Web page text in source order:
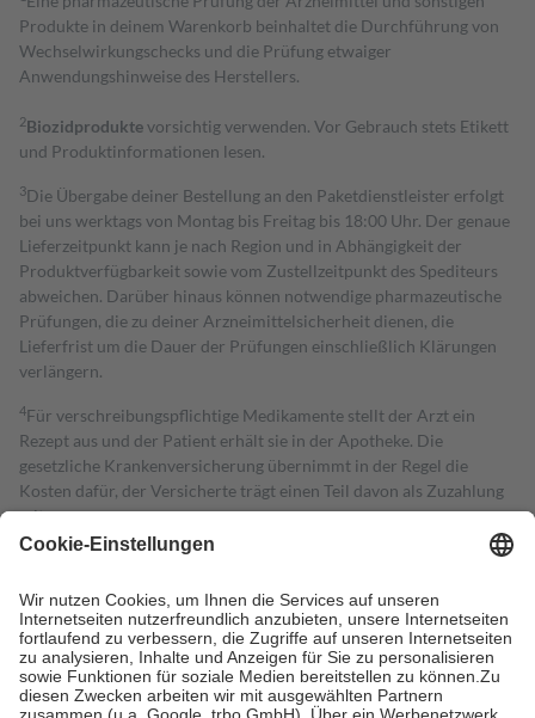
Produkte in deinem Warenkorb beinhaltet die Durchführung von
Wechselwirkungschecks und die Prüfung etwaiger
Anwendungshinweise des Herstellers.
2Biozidproduktevorsichtig verwenden. Vor Gebrauch stets Etikett
und Produktinformationen lesen.
3Die Übergabe deiner Bestellung an den Paketdienstleister erfolgt
bei uns werktags von Montag bis Freitag bis 18:00 Uhr. Der genaue
Lieferzeitpunkt kann je nach Region und in Abhängigkeit der
Produktverfügbarkeit sowie vom Zustellzeitpunkt des Spediteurs
abweichen. Darüber hinaus können notwendige pharmazeutische
Prüfungen, die zu deiner Arzneimittelsicherheit dienen, die
Lieferfrist um die Dauer der Prüfungen einschließlich Klärungen
verlängern.
4Für verschreibungspflichtige Medikamente stellt der Arzt ein
Rezept aus und der Patient erhält sie in der Apotheke. Die
gesetzliche Krankenversicherung übernimmt in der Regel die
Kosten dafür, der Versicherte trägt einen Teil davon als Zuzahlung
mit.
Grundsätzlich leisten Mitglieder Zuzahlungen in Höhe von zehn
höchstens zehn Euro.
Es sind jedoch nie mehr als die tatsächlichen
Kosten der Leistung zu entrichten.
Diese Regeln gelten grundsätzlich auch für Online-Apotheken.
Bei Heilmitteln und häuslicher Krankenpflege beträgt die
Zuzahlung zehn Prozent der Kosten sowie zehn Euro je